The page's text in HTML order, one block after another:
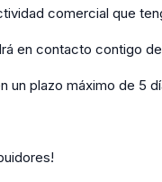
comercial que
en contacto contigo
plazo máximo de 5